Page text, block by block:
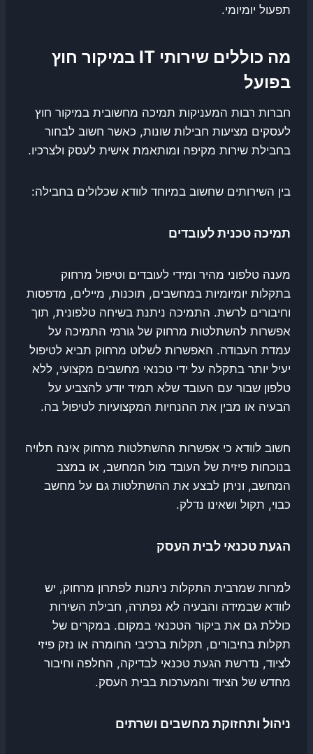
תפעול יומיומי.
מה כוללים שירותי IT במיקור חוץ
בפועל
חברות רבות המעניקות תמיכה מחשובית במיקור חוץ
לעסקים מציעות חבילות שונות, כאשר חשוב לבחור
בחבילת שירות מקיפה ומותאמת אישית לעסק ולצרכיו.
בין השירותים שחשוב במיוחד לוודא שכלולים בחבילה:
תמיכה טכנית לעובדים
מענה טלפוני מהיר ומידי לעובדים וטיפול מרחוק
בתקלות יומיומיות במחשבים, תוכנות, מיילים, מדפסות
וחיבורים לרשת. התמיכה ניתנת בשיחה טלפונית, תוך
אפשרות להשתלטות מרחוק של גורמי התמיכה על
עמדת העבודה. האפשרות לשלוט מרחוק תביא לטיפול
יעיל יותר בתקלה על ידי טכנאי מחשבים מקצועי, ללא
טלפון שבור עם העובד שלא תמיד יודע להצביע על
הבעיה או מבין את ההנחיות המקצועיות לטיפול בה.
חשוב לוודא כי אפשרות ההשתלטות מרחוק אינה תלויה
בנוכחות פיזית של העובד מול המחשב, או במצב
המחשב, וניתן לבצע את ההשתלטות גם על מחשב
כבוי, תקול ושאינו נדלק.
הגעת טכנאי לבית העסק
למרות שמרבית התקלות ניתנות לפתרון מרחוק, יש
לוודא שבמידה והבעיה לא נפתרה, חבילת השירות
כוללת גם את ביקור הטכנאי במקום. במקרים של
תקלות בחיבורים, תקלות ברכיבי החומרה או נזק פיזי
לציוד, נדרשת הגעת טכנאי לבדיקה, החלפה וחיבור
מחדש של הציוד והמערכות בבית העסק.
ניהול ותחזוקת מחשבים ושרתים